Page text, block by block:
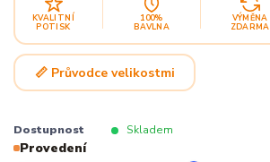
KVALITNÍ
POTISK
100%
BAVLNA
VÝMĚNA
ZDARMA
📏 Průvodce velikostmi
Dostupnost Skladem
Provedení